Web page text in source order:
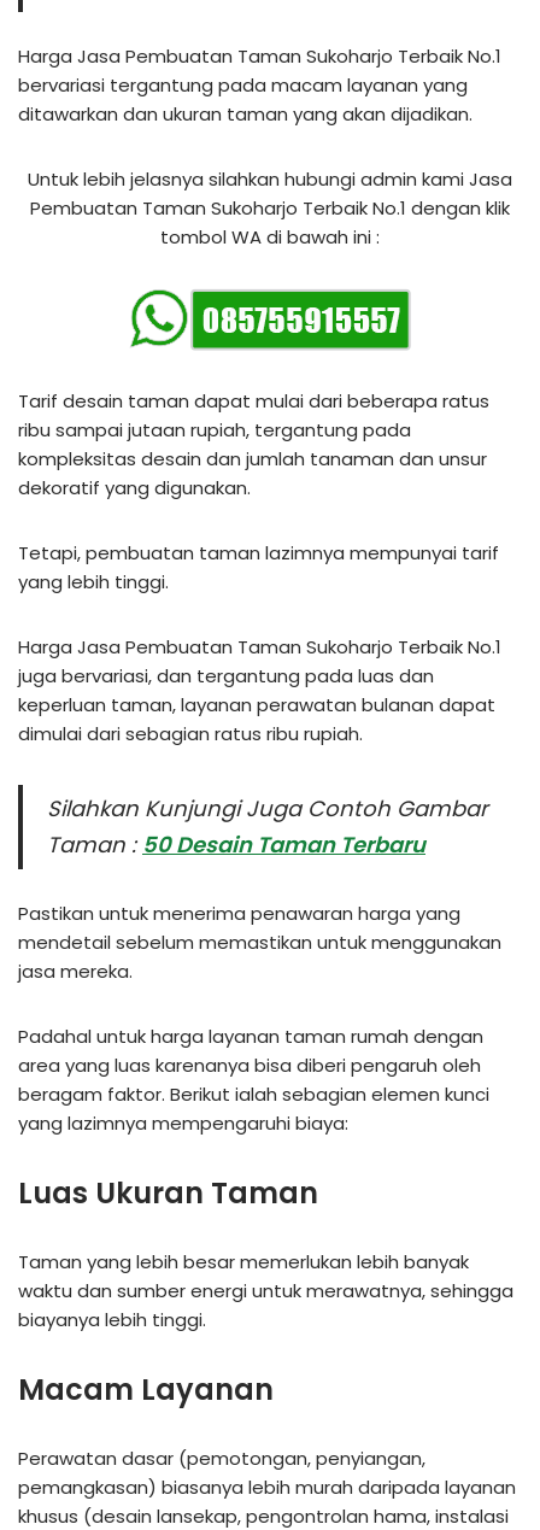
Harga Jasa Pembuatan Taman Sukoharjo Terbaik No.1
bervariasi tergantung pada macam layanan yang
ditawarkan dan ukuran taman yang akan dijadikan.
Untuk lebih jelasnya silahkan hubungi admin kami Jasa
Pembuatan Taman Sukoharjo Terbaik No.1 dengan klik
tombol WA di bawah ini :
Tarif desain taman dapat mulai dari beberapa ratus
ribu sampai jutaan rupiah, tergantung pada
kompleksitas desain dan jumlah tanaman dan unsur
dekoratif yang digunakan.
Tetapi, pembuatan taman lazimnya mempunyai tarif
yang lebih tinggi.
Harga Jasa Pembuatan Taman Sukoharjo Terbaik No.1
juga bervariasi, dan tergantung pada luas dan
keperluan taman, layanan perawatan bulanan dapat
dimulai dari sebagian ratus ribu rupiah.
Silahkan Kunjungi Juga Contoh Gambar
Taman : 50 Desain Taman Terbaru
Pastikan untuk menerima penawaran harga yang
mendetail sebelum memastikan untuk menggunakan
jasa mereka.
Padahal untuk harga layanan taman rumah dengan
area yang luas karenanya bisa diberi pengaruh oleh
beragam faktor. Berikut ialah sebagian elemen kunci
yang lazimnya mempengaruhi biaya:
Luas Ukuran Taman
Taman yang lebih besar memerlukan lebih banyak
waktu dan sumber energi untuk merawatnya, sehingga
biayanya lebih tinggi.
Macam Layanan
Perawatan dasar (pemotongan, penyiangan,
pemangkasan) biasanya lebih murah daripada layanan
khusus (desain lansekap, pengontrolan hama, instalasi